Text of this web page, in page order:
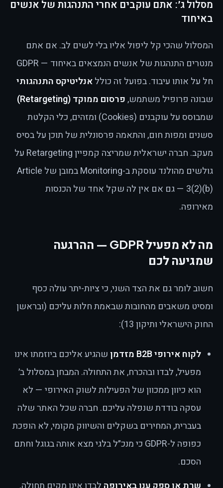
מסלול ג׳: אתם עוקבים אחרי התנהגות של אנשים
באיחוד
המסלול שהכי קל ליפול אליו בלי לשים לב. אם אתם
מנטרים התנהגות של אנשים הנמצאים באיחוד — GDPR
חל על אותו עיבוד. בפועל זה כוללאנליטיקס התנהגותי
שבונה פרופיל משתמש,פרסום ממוקד (Retargeting)
שמבוסס על עוקבנים (Cookies) ומזהים, כלי הקלטת
סשנים ומפות חום, והתאמה פרסונלית של תוכן על בסיס
מעקב. חברה ישראלית שמריצה קמפיין Retargeting על
גולשים מהולנד עוסקת ב-Monitoring במובן של Article
3(2)(b) — גם אם אין לה שקל אחד של הכנסות
מאירופה.
מה לא מפעיל GDPR — ההרגעה
שמגיעה לכם
חשוב לומר גם את הצד השני, כי ציות-יתר עולה כסף
ומסיט משאבים מהחובות שבאמת חלות עליכם (ובראשן
החוק הישראלי ותיקון 13):
לקוח אירופי B2B מזדמן
שהגיע אליכם ביוזמתו אינו
מפעיל, לבדו ובהכרח, את התחולה. המבחן במסלול ב׳
הוא כיוון ממכוון של הפעילות לשוק האירופי — לא
עסקה בודדת שנפלה עליכם. חברה שכל האתר שלה
בעברית, המחירים בשקלים והשיווק מקומי, לא הופכת
כפופה ל-GDPR כי מנכ״ל בלגי מצא אותה בגוגל וחתם
הסכם.